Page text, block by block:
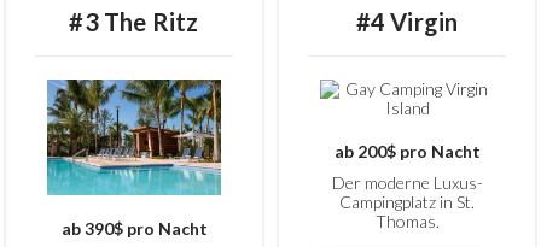
#3 The Ritz
ab 390$ pro Nacht
#4Virgin
ab 200$ pro Nacht
Der moderne Luxus-
Campingplatz in St.
Thomas.